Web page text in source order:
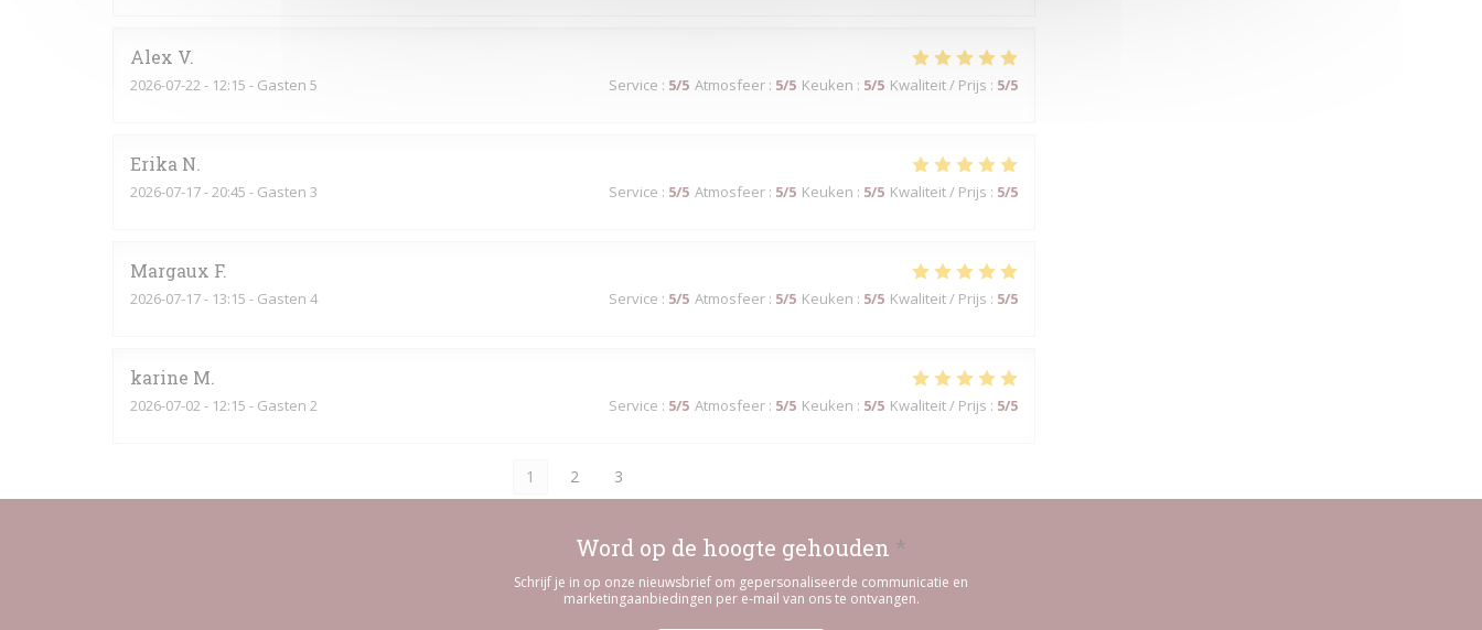
Alex V
2026-07-22 - 12:15 - Gasten 5 Service : 5/5 Atmosfeer : 5/5 Keuken : 5/5 Kwaliteit / Prijs : 5/5
Erika N
2026-07-17- 20:45 - Gasten 3 Service : 5/5 Atmosfeer : 5/5 Keuken : 5/5 Kwaliteit / Prijs : 5/5
Margaux F
2026-07-17- 13:15 - Gasten 4 Service : 5/5 Atmosfeer : 5/5 Keuken : 5/5 Kwaliteit / Prijs : 5/5
karine M
2026-07-02 - 12:15 - Gasten 2 Service : 5/5 Atmosfeer : 5/5 Keuken : 5/5 Kwaliteit / Prijs : 5/5
1 2 3
Word op de hoogte gehouden *
Schrijf je in op onze nieuwsbrief om gepersonaliseerde communicatie en
marketingaanbiedingen per e-mail van ons te ontvangen.